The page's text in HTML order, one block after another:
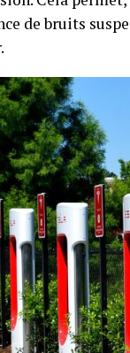
de bruits